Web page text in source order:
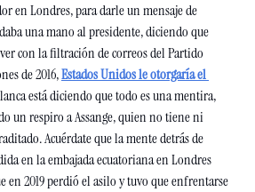
en Londres, para darle un mensaje de
una mano al presidente, diciendo que
con la filtración de correos del Partido
de 2016, Estados Unidos le otorgaría el
está diciendo que todo es una mentira,
un respiro a Assange, quien no tiene ni
Acuérdate que la mente detrás de
en la embajada ecuatoriana en Londres
en 2019 perdió el asilo y tuvo que enfrentarse